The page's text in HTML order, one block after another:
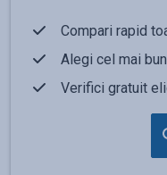
Compari rapid
Alegi cel mai
Verifici gratuit